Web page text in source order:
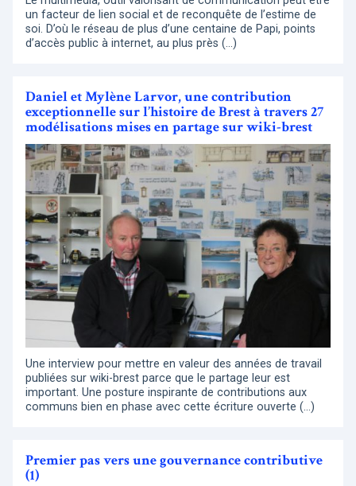
un facteur de lien social et de reconquête de l’estime de
soi. D’où le réseau de plus d’une centaine de Papi, points
d’accès public à internet, au plus près (…)
Daniel et Mylène Larvor, une contribution
exceptionnelle sur l’histoire de Brest à travers 27
modélisations mises en partage sur wiki-brest
Une interview pour mettre en valeur des années de travail
publiées sur wiki-brest parce que le partage leur est
important. Une posture inspirante de contributions aux
communs bien en phase avec cette écriture ouverte (…)
Premier pas vers une gouvernance contributive
(1)